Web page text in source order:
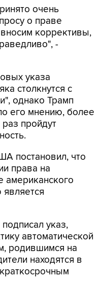
очень
о праве
коррективы,
-
указа
столкнутся с
однако Трамп
его мнению, более
раз пройдут
постановил, что
права на
американского
указ,
автоматической
родившимся на
находятся в